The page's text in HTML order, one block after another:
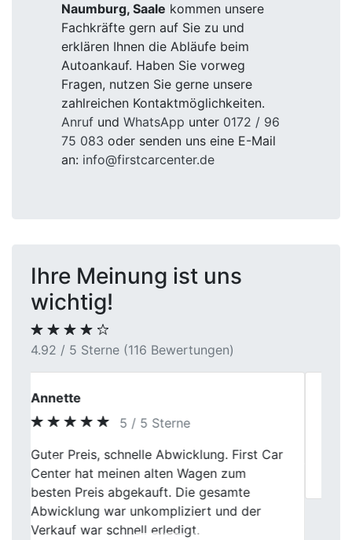
Naumburg, Saale kommen unsere
Fachkräfte gern auf Sie zu und
erklären Ihnen die Abläufe beim
Autoankauf. Haben Sie vorweg
Fragen, nutzen Sie gerne unsere
zahlreichen Kontaktmöglichkeiten.
Anruf und WhatsApp unter 0172 / 96
75 083 oder senden uns eine E-Mail
an: info@firstcarcenter.de
Ihre Meinung ist uns
wichtig!
4.92 / 5 Sterne (116 Bewertungen)
Ralf Steiner
5 / 5 Sterne
Supi gelaufen, sind echt sehr zufrieden,
gerne wieder.